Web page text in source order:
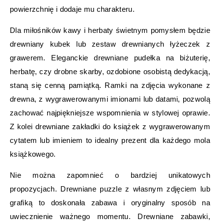
powierzchnię i dodaje mu charakteru.
Dla miłośników kawy i herbaty świetnym pomysłem będzie
drewniany kubek lub zestaw drewnianych łyżeczek z
grawerem. Eleganckie drewniane pudełka na biżuterię,
herbatę, czy drobne skarby, ozdobione osobistą dedykacją,
staną się cenną pamiątką. Ramki na zdjęcia wykonane z
drewna, z wygrawerowanymi imionami lub datami, pozwolą
zachować najpiękniejsze wspomnienia w stylowej oprawie.
Z kolei drewniane zakładki do książek z wygrawerowanym
cytatem lub imieniem to idealny prezent dla każdego mola
książkowego.
Nie można zapomnieć o bardziej unikatowych
propozycjach. Drewniane puzzle z własnym zdjęciem lub
grafiką to doskonała zabawa i oryginalny sposób na
uwiecznienie ważnego momentu. Drewniane zabawki,